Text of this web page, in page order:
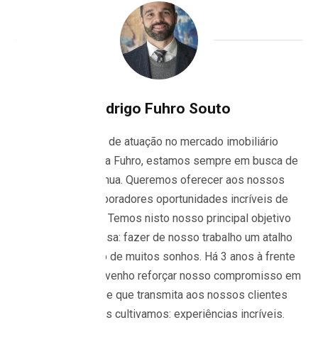
Rodrigo Fuhro Souto
Com 34 anos de atuação no mercado imobiliário
pelotense, nós, da Fuhro, estamos sempre em busca de
melhoria contínua. Queremos oferecer aos nossos
clientes e colaboradores oportunidades incríveis de
relacionamento. Temos nisto nosso principal objetivo
enquanto empresa: fazer de nosso trabalho um atalho
para a realização de muitos sonhos. Há 3 anos à frente
deste segmento, venho reforçar nosso compromisso em
criar uma equipe que transmita aos nossos clientes
aquilo que mais cultivamos: experiências incríveis.